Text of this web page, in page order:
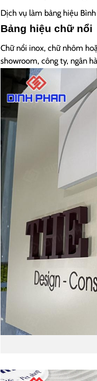
Dịch vụ làm bảng hiệu
Bảng hiệu chữ nổi
Chữ nổi inox, chữ nhôm
showroom, công ty, ngân